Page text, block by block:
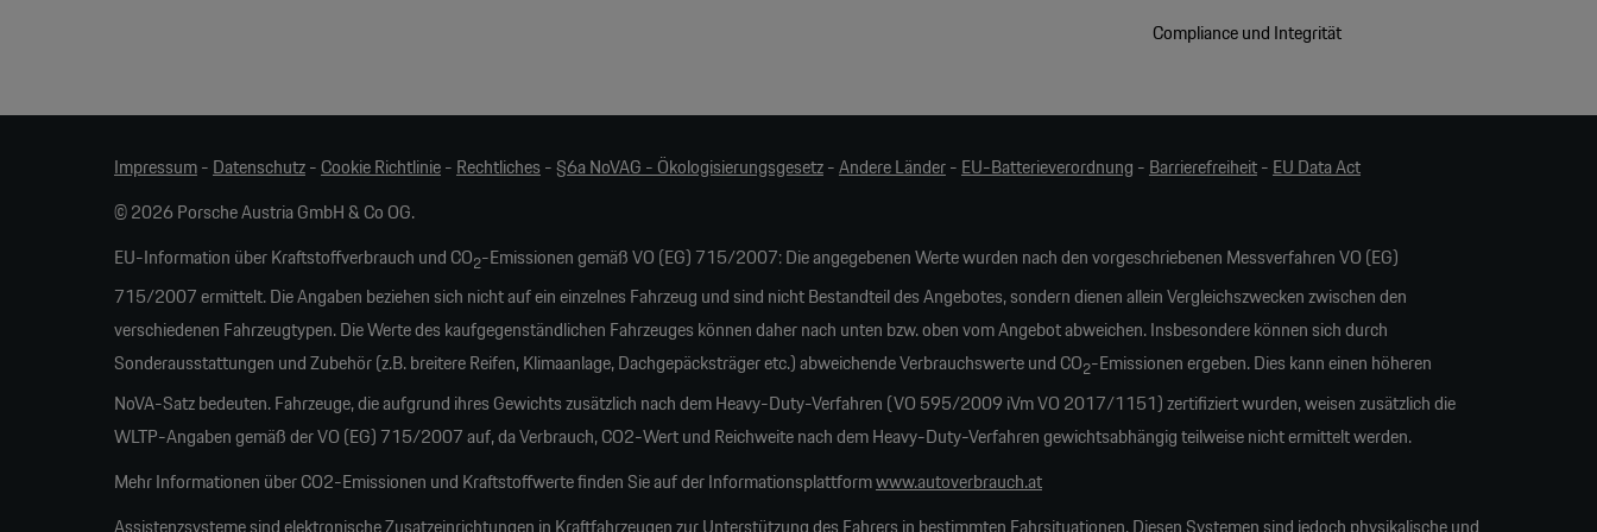
Compliance und Integrität
Impressum-Datenschutz-Cookie Richtlinie-Rechtliches-§6a NoVAG - Ökologisierungsgesetz-Andere Länder-EU-Batterieverordnung -Barrierefreiheit-EU Data Act
© 2026 Porsche Austria GmbH & Co OG.
EU-Information über Kraftstoffverbrauch und CO2-Emissionen gemäß VO (EG) 715/2007: Die angegebenen Werte wurden nach den vorgeschriebenen Messverfahren VO (EG)
715/2007 ermittelt. Die Angaben beziehen sich nicht auf ein einzelnes Fahrzeug und sind nicht Bestandteil des Angebotes, sondern dienen allein Vergleichszwecken zwischen den
verschiedenen Fahrzeugtypen. Die Werte des kaufgegenständlichen Fahrzeuges können daher nach unten bzw. oben vom Angebot abweichen. Insbesondere können sich durch
Sonderausstattungen und Zubehör (z.B. breitere Reifen, Klimaanlage, Dachgepäcksträger etc.) abweichende Verbrauchswerte und CO2-Emissionen ergeben. Dies kann einen höheren
NoVA-Satz bedeuten. Fahrzeuge, die aufgrund ihres Gewichts zusätzlich nach dem Heavy-Duty-Verfahren (VO 595/2009 iVm VO 2017/1151) zertifiziert wurden, weisen zusätzlich die
WLTP-Angaben gemäß der VO (EG) 715/2007 auf, da Verbrauch, CO2-Wert und Reichweite nach dem Heavy-Duty-Verfahren gewichtsabhängig teilweise nicht ermittelt werden.
Mehr Informationen über CO2-Emissionen und Kraftstoffwerte finden Sie auf der Informationsplattformwww.autoverbrauch.at